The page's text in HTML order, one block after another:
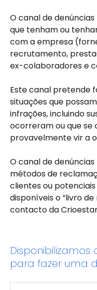
O canal de
que tenham ou
com a empresa
recrutamento,
ex-colaboradores e
Este canal pretende
situações que
infrações, incluindo
ocorreram ou que se
provavelmente vir a
O canal de
métodos de
clientes ou
disponíveis o “livro
contacto da
Disponibilizamos
para fazer uma